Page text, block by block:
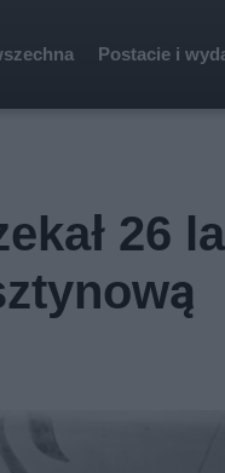
Postacie i
26